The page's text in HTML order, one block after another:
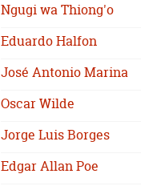
Ngugi wa Thiong'o
Eduardo Halfon
José Antonio Marina
Oscar Wilde
Jorge Luis Borges
Edgar Allan Poe